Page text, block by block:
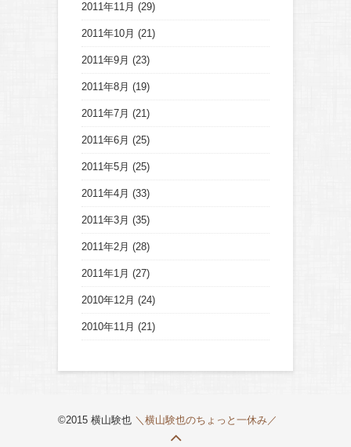
2011年11月 (29)
2011年10月 (21)
2011年9月 (23)
2011年8月 (19)
2011年7月 (21)
2011年6月 (25)
2011年5月 (25)
2011年4月 (33)
2011年3月 (35)
2011年2月 (28)
2011年1月 (27)
2010年12月 (24)
2010年11月 (21)
©2015 横山験也 ＼横山験也のちょっと一休み／